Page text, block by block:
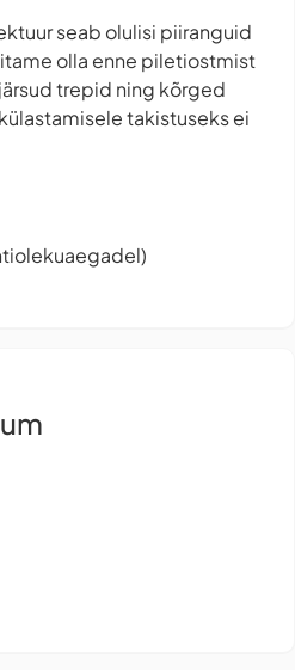
seab olulisi piiranguid
olla enne piletiostmist
trepid ning kõrged
takistuseks ei